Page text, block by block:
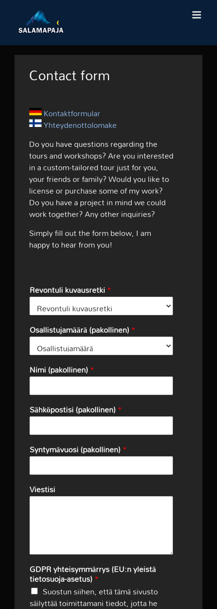
content
Contact form
Kontaktformular
Yhteydenottolomake
Do you have questions regarding the
tours and workshops? Are you interested
in a custom-tailored tour just for you,
your friends or family? Would you like to
license or purchase some of my work?
Do you have a project in mind we could
work together? Any other inquiries?
Simply fill out the form below, I am
happy to hear from you!
Revontuli kuvausretki*
Osallistujamäärä (pakollinen)*
Nimi (pakollinen)*
Sähköpostisi (pakollinen)*
Syntymävuosi (pakollinen)*
Viestisi
GDPR yhteisymmärrys (EU:n yleistä
tietosuoja-asetus)*
Suostun siihen, että tämä sivusto
säilyttää toimittamani tiedot, jotta he